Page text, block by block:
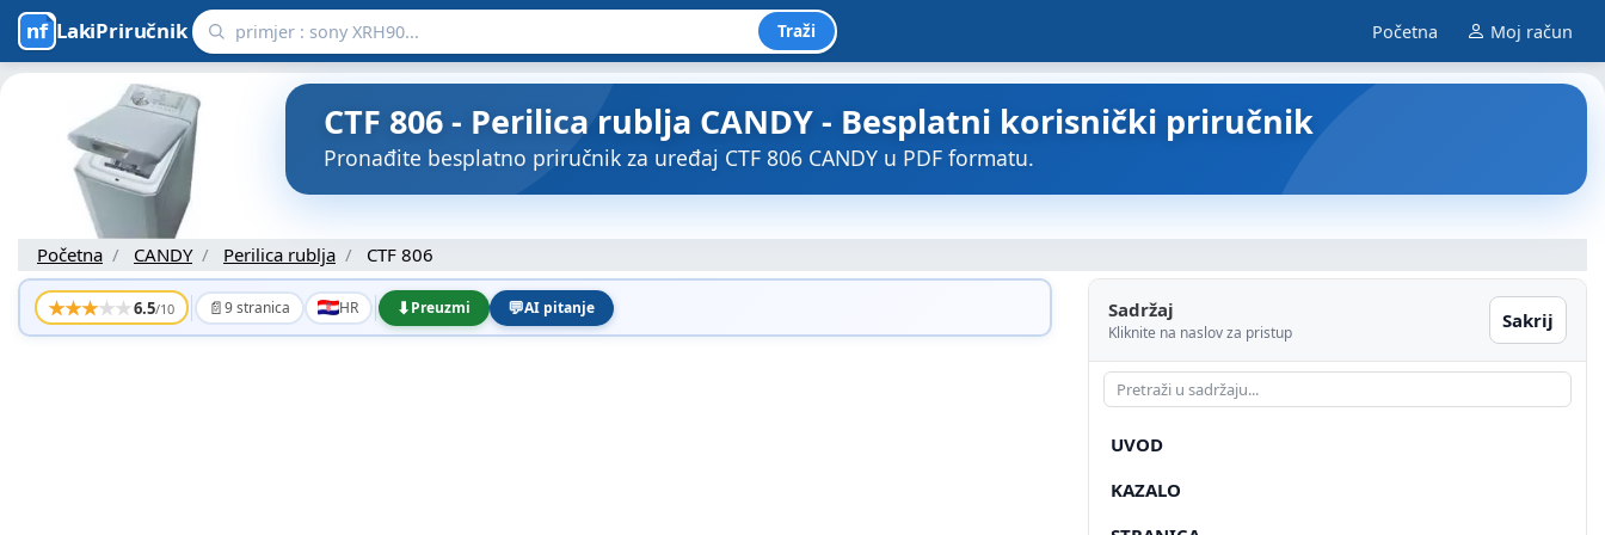
LakiPriručnik Traži Početna Moj račun
CTF 806 - Perilica rublja CANDY - Besplatni korisnički priručnik
Pronađite besplatno priručnik za uređaj CTF 806 CANDY u PDF formatu.
Početna CANDY Perilica rublja CTF 806
★★★★★6.5/10 📄9 stranica HR ⬇Preuzmi 💬AI pitanje Sadržaj
Kliknite na naslov za pristup
Sakrij
UVOD
KAZALO